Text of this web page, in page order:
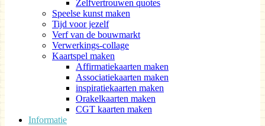
Zelfvertrouwen quotes
Speelse kunst maken
Tijd voor jezelf
Verf van de bouwmarkt
Verwerkings-collage
Kaartspel maken
Affirmatiekaarten maken
Associatiekaarten maken
inspiratiekaarten maken
Orakelkaarten maken
CGT kaarten maken
Informatie